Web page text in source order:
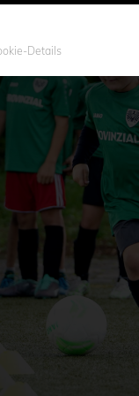
Details